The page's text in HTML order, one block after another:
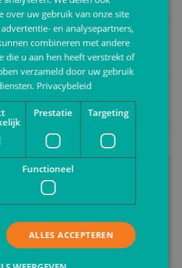
de REACH-regelgeving voor
aan de nieuwe regels voor
verpakkingen?
Andere vraag?
met ons op. We helpen graag.
Contact opnemen
over uw gebruik van onze site
en analysepartners,
combineren met andere
die u aan hen heeft verstrekt of
verzameld door uw gebruik
Privacybeleid
Prestatie Targeting
Functioneel
ALLES ACCEPTEREN